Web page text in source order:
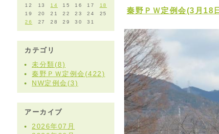
12
13 14 15 16 17
18
19
20 21 22 23 24
25
26
27 28 29 30 31
カテゴリ
未分類(8)
秦野ＰＷ定例会(422)
NW定例会(3)
アーカイブ
2026年07月
秦野ＰＷ定例会(3月18